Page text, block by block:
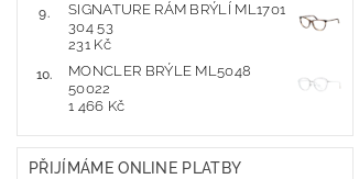
SIGNATURE RÁM BRÝLÍ ML1701
304 53
231 Kč
MONCLER BRÝLE ML5048
50022
1 466 Kč
PŘIJÍMÁME ONLINE PLATBY